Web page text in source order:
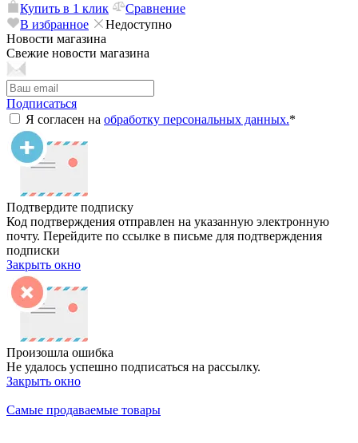
Купить в 1 клик
Сравнение
В избранное
Недоступно
Новости магазина
Свежие новости магазина
Подписаться
Я согласен на обработку персональных данных.*
Подтвердите подписку
Код подтверждения отправлен на указанную электронную
почту. Перейдите по ссылке в письме для подтверждения
подписки
Закрыть окно
Произошла ошибка
Не удалось успешно подписаться на рассылку.
Закрыть окно
Самые продаваемые товары